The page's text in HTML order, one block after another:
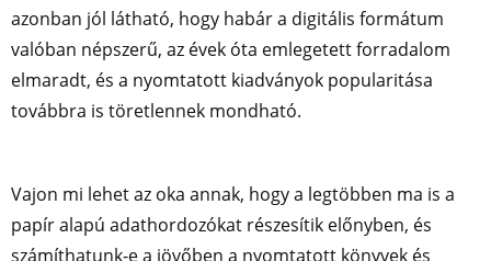
azonban jól látható, hogy habár a digitális formátum
valóban népszerű, az évek óta emlegetett forradalom
elmaradt, és a nyomtatott kiadványok popularitása
továbbra is töretlennek mondható.
Vajon mi lehet az oka annak, hogy a legtöbben ma is a
papír alapú adathordozókat részesítik előnyben, és
számíthatunk-e a jövőben a nyomtatott könyvek és